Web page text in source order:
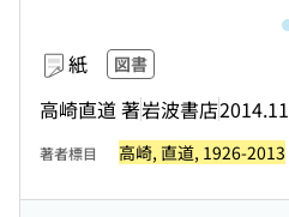
紙 図書
高崎直道 著岩波書店2014.11
著者標目 高崎, 直道, 1926-2013